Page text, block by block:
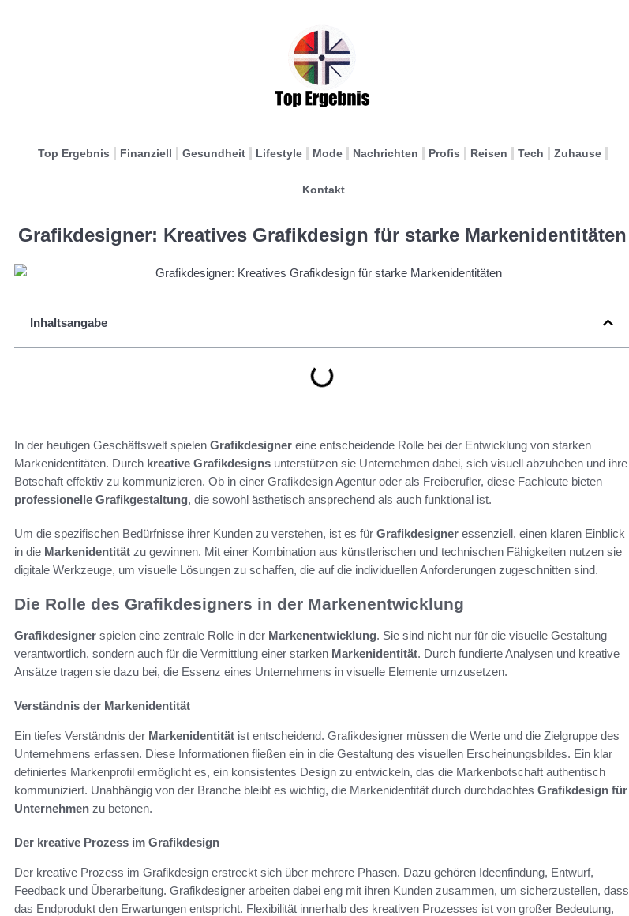
Top Ergebnis Finanziell Gesundheit Lifestyle Mode Nachrichten Profis Reisen Tech Zuhause
Kontakt
Grafikdesigner: Kreatives Grafikdesign für starke Markenidentitäten
Inhaltsangabe
In der heutigen Geschäftswelt spielen Grafikdesigner eine entscheidende Rolle bei der Entwicklung von starken
Markenidentitäten. Durch kreative Grafikdesigns unterstützen sie Unternehmen dabei, sich visuell abzuheben und ihre
Botschaft effektiv zu kommunizieren. Ob in einer Grafikdesign Agentur oder als Freiberufler, diese Fachleute bieten
professionelle Grafikgestaltung, die sowohl ästhetisch ansprechend als auch funktional ist.
Um die spezifischen Bedürfnisse ihrer Kunden zu verstehen, ist es für Grafikdesigner essenziell, einen klaren Einblick
in die Markenidentität zu gewinnen. Mit einer Kombination aus künstlerischen und technischen Fähigkeiten nutzen sie
digitale Werkzeuge, um visuelle Lösungen zu schaffen, die auf die individuellen Anforderungen zugeschnitten sind.
Die Rolle des Grafikdesigners in der Markenentwicklung
Grafikdesigner spielen eine zentrale Rolle in der Markenentwicklung. Sie sind nicht nur für die visuelle Gestaltung
verantwortlich, sondern auch für die Vermittlung einer starken Markenidentität. Durch fundierte Analysen und kreative
Ansätze tragen sie dazu bei, die Essenz eines Unternehmens in visuelle Elemente umzusetzen.
Verständnis der Markenidentität
Ein tiefes Verständnis der Markenidentität ist entscheidend. Grafikdesigner müssen die Werte und die Zielgruppe des
Unternehmens erfassen. Diese Informationen fließen ein in die Gestaltung des visuellen Erscheinungsbildes. Ein klar
definiertes Markenprofil ermöglicht es, ein konsistentes Design zu entwickeln, das die Markenbotschaft authentisch
kommuniziert. Unabhängig von der Branche bleibt es wichtig, die Markenidentität durch durchdachtes Grafikdesign für
Unternehmen zu betonen.
Der kreative Prozess im Grafikdesign
Der kreative Prozess im Grafikdesign erstreckt sich über mehrere Phasen. Dazu gehören Ideenfindung, Entwurf,
Feedback und Überarbeitung. Grafikdesigner arbeiten dabei eng mit ihren Kunden zusammen, um sicherzustellen, dass
das Endprodukt den Erwartungen entspricht. Flexibilität innerhalb des kreativen Prozesses ist von großer Bedeutung,